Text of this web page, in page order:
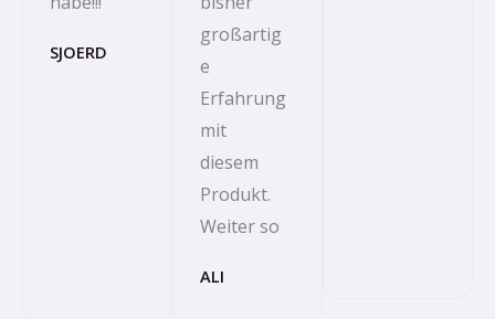
SJOERD
großartig
e
Erfahrung
mit
diesem
Produkt.
Weiter so
ALI